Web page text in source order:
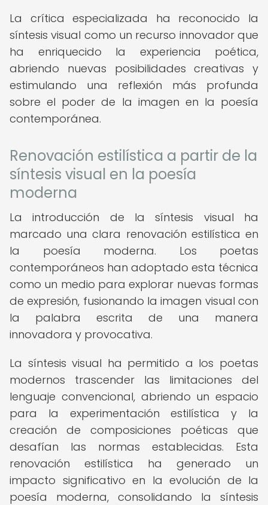
La crítica especializada ha reconocido la
síntesis visual como un recurso innovador que
ha enriquecido la experiencia poética,
abriendo nuevas posibilidades creativas y
estimulando una reflexión más profunda
sobre el poder de la imagen en la poesía
contemporánea.
Renovación estilística a partir de la
síntesis visual en la poesía
moderna
La introducción de la síntesis visual ha
marcado una clara renovación estilística en
la poesía moderna. Los poetas
contemporáneos han adoptado esta técnica
como un medio para explorar nuevas formas
de expresión, fusionando la imagen visual con
la palabra escrita de una manera
innovadora y provocativa.
La síntesis visual ha permitido a los poetas
modernos trascender las limitaciones del
lenguaje convencional, abriendo un espacio
para la experimentación estilística y la
creación de composiciones poéticas que
desafían las normas establecidas. Esta
renovación estilística ha generado un
impacto significativo en la evolución de la
poesía moderna, consolidando la síntesis